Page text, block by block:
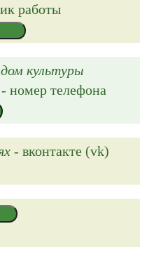
работы
культуры
- номер телефона
- вконтакте (vk)